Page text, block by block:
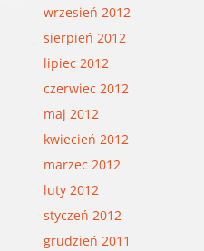
wrzesień 2012
sierpień 2012
lipiec 2012
czerwiec 2012
maj 2012
kwiecień 2012
marzec 2012
luty 2012
styczeń 2012
grudzień 2011